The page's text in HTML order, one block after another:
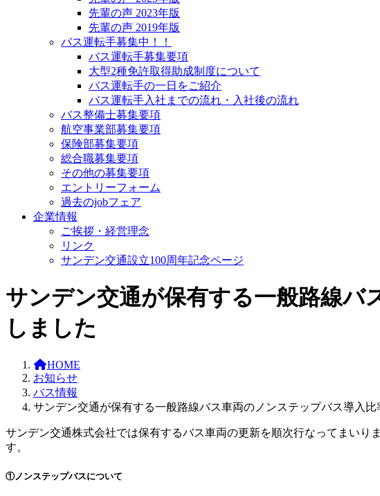
先輩の声 2023年版
先輩の声 2019年版
バス運転手募集中！！
バス運転手募集要項
大型2種免許取得助成制度について
バス運転手の一日をご紹介
バス運転手入社までの流れ・入社後の流れ
バス整備士募集要項
航空事業部募集要項
保険部募集要項
総合職募集要項
その他の募集要項
エントリーフォーム
過去のjobフェア
企業情報
ご挨拶・経営理念
リンク
サンデン交通設立100周年記念ページ
サンデン交通が保有する一般路線バ
しました
HOME
お知らせ
バス情報
サンデン交通が保有する一般路線バス車両のノンステップバス導入比
サンデン交通株式会社では保有するバス車両の更新を順次行なってまいり
す。
①ノンステップバスについて